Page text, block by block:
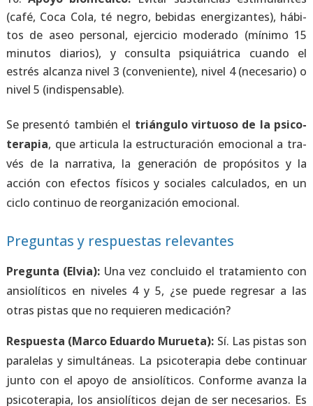
(café, Coca Cola, té negro, bebi­das ener­gi­zan­tes), hábi­
tos de aseo per­so­nal, ejer­ci­cio mode­ra­do (míni­mo 15
minu­tos dia­rios), y con­sul­ta psi­quiá­tri­ca cuan­do el
estrés alcan­za nivel 3 (con­ve­nien­te), nivel 4 (nece­sa­rio) o
nivel 5 (indis­pen­sa­ble).
Se pre­sen­tó tam­bién el trián­gu­lo vir­tuo­so de la psi­co­
te­ra­pia, que arti­cu­la la estruc­tu­ra­ción emo­cio­nal a tra­
vés de la narra­ti­va, la gene­ra­ción de pro­pó­si­tos y la
acción con efec­tos físi­cos y socia­les cal­cu­la­dos, en un
ciclo con­ti­nuo de reor­ga­ni­za­ción emo­cio­nal.
Preguntas y respuestas relevantes
Pre­gun­ta (Elvia): Una vez con­clui­do el tra­ta­mien­to con
ansio­lí­ti­cos en nive­les 4 y 5, ¿se pue­de regre­sar a las
otras pis­tas que no requie­ren medi­ca­ción?
Res­pues­ta (Mar­co Eduar­do Murue­ta): Sí. Las pis­tas son
para­le­las y simul­tá­neas. La psi­co­te­ra­pia debe con­ti­nuar
jun­to con el apo­yo de ansio­lí­ti­cos. Con­for­me avan­za la
psi­co­te­ra­pia, los ansio­lí­ti­cos dejan de ser nece­sa­rios. Es